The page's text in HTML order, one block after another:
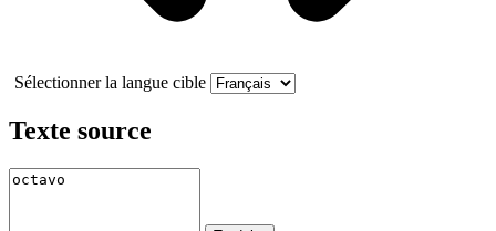
Sélectionner la langue cible
Texte source